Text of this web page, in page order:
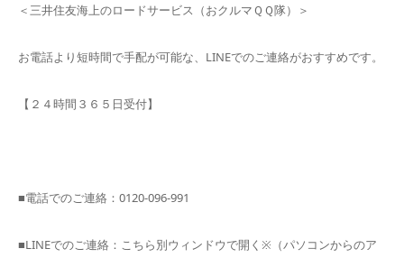
＜三井住友海上のロードサービス（おクルマＱＱ隊）＞
お電話より短時間で手配が可能な、LINEでのご連絡がおすすめです。
【２４時間３６５日受付】
■電話でのご連絡：0120-096-991
■LINEでのご連絡：こちら別ウィンドウで開く※（パソコンからのア